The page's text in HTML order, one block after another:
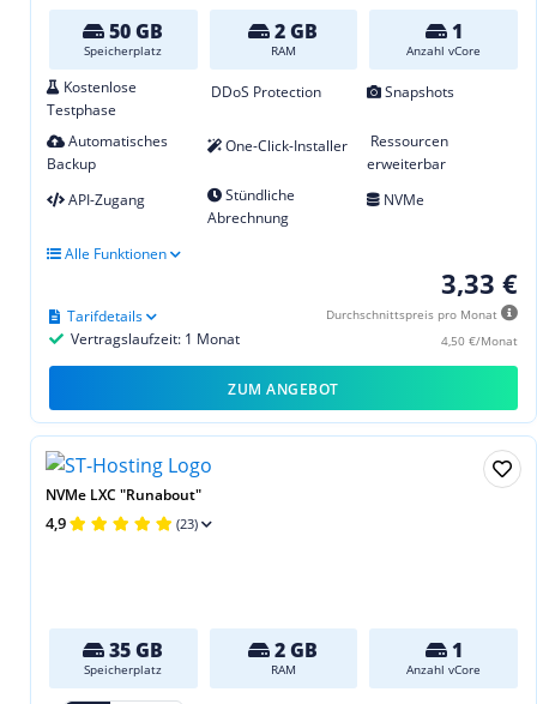
50 GB
Speicherplatz
2 GB
RAM
1
Anzahl vCore
Kostenlose
Testphase
DDoS Protection Snapshots
Automatisches
Backup
One-Click-Installer
Ressourcen
erweiterbar
API-Zugang
Stündliche
Abrechnung
NVMe
Alle Funktionen
3,33 €
Durchschnittspreis pro Monat
4,50 €/Monat
Vertragslaufzeit: 1 Monat
Tarifdetails
ZUM ANGEBOT
NVMe LXC "Runabout"
4,9 (23)
35 GB
Speicherplatz
2 GB
RAM
1
Anzahl vCore